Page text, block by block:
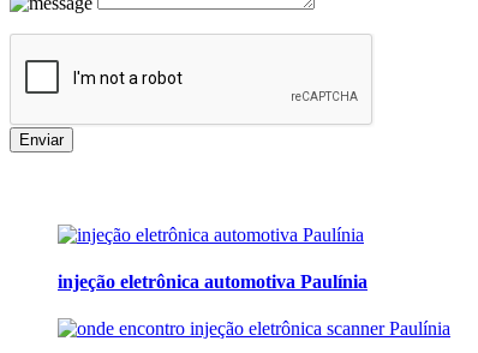
Enviar
injeção eletrônica automotiva Paulínia